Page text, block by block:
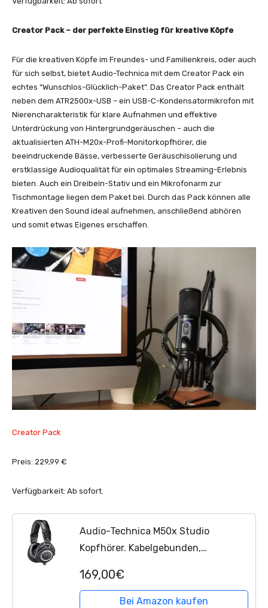
Creator Pack – der perfekte Einstieg für kreative Köpfe
Für die kreativen Köpfe im Freundes- und Familienkreis, oder auch
für sich selbst, bietet Audio-Technica mit dem Creator Pack ein
echtes “Wunschlos-Glücklich-Paket”. Das Creator Pack enthält
neben dem ATR2500x-USB – ein USB-C-Kondensatormikrofon mit
Nierencharakteristik für klare Aufnahmen und effektive
Unterdrückung von Hintergrundgeräuschen – auch die
aktualisierten ATH-M20x-Profi-Monitorkopfhörer, die
beeindruckende Bässe, verbesserte Geräuschisolierung und
erstklassige Audioqualität für ein optimales Streaming-Erlebnis
bieten. Auch ein Dreibein-Stativ und ein Mikrofonarm zur
Tischmontage liegen dem Paket bei. Durch das Pack können alle
Kreativen den Sound ideal aufnehmen, anschließend abhören
und somit etwas Eigenes erschaffen.
Creator Pack
Preis: 229,99 €
Verfügbarkeit: Ab sofort.
Audio-Technica M50x Studio
Kopfhörer. Kabelgebunden,
Podcasting, Recording und
Monitoring, Schwarz
169,00€
Bei Amazon kaufen